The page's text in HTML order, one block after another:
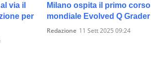
via il
per
Milano ospita il primo corso
mondiale Evolved Q Grader
Redazione 11 Sett 2025 09:24